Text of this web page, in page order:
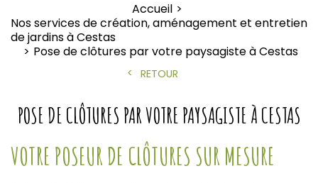
Accueil
Nos services de création, aménagement et entretien
de jardins à Cestas
Pose de clôtures par votre paysagiste à Cestas
RETOUR
POSE DE CLÔTURES PAR VOTRE PAYSAGISTE À CESTAS
VOTRE POSEUR DE CLÔTURES SUR MESURE